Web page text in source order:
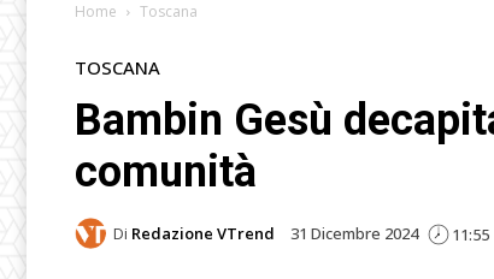
Home Toscana
TOSCANA
Bambin Gesù
comunità
Di Redazione VTrend 31 Dicembre 2024 11:55